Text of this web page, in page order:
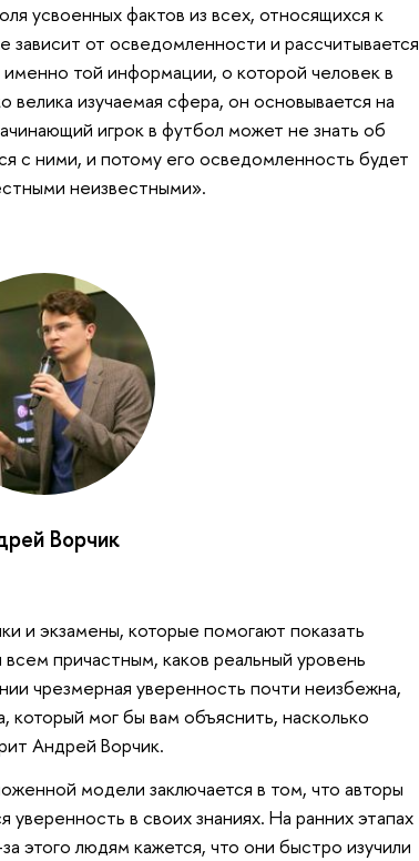
усвоенных фактов из всех, относящихся к
зависит от осведомленности и рассчитывается
той информации, о которой человек в
велика изучаемая сфера, он основывается на
игрок в футбол может не знать об
с ними, и потому его осведомленность будет
неизвестными».
Ворчик
и экзамены, которые помогают показать
причастным, каков реальный уровень
чрезмерная уверенность почти неизбежна,
который мог бы вам объяснить, насколько
Андрей Ворчик.
модели заключается в том, что авторы
уверенность в своих знаниях. На ранних этапах
этого людям кажется, что они быстро изучили